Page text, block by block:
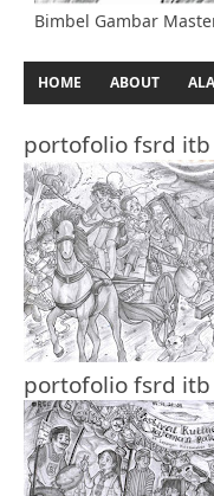
Bimbel Gambar
HOME ABOUT
portofolio fsrd itb
portofolio fsrd itb